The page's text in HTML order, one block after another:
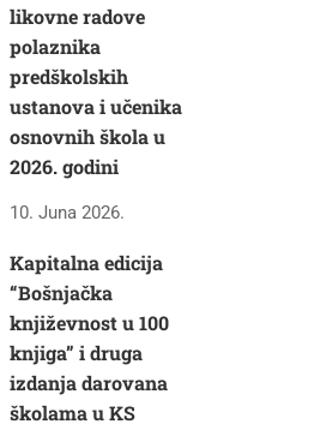
likovne radove
polaznika
predškolskih
ustanova i učenika
osnovnih škola u
2026. godini
10. Juna 2026.
Kapitalna edicija
“Bošnjačka
književnost u 100
knjiga” i druga
izdanja darovana
školama u KS